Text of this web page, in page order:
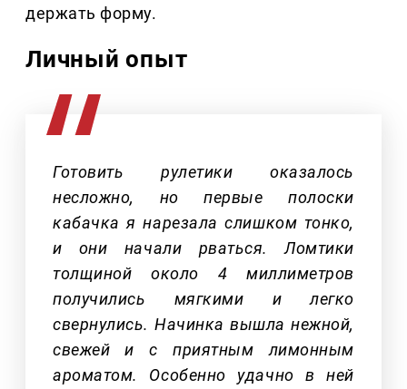
держать форму.
Личный опыт
Готовить рулетики оказалось
несложно, но первые полоски
кабачка я нарезала слишком тонко,
и они начали рваться. Ломтики
толщиной около 4 миллиметров
получились мягкими и легко
свернулись. Начинка вышла нежной,
свежей и с приятным лимонным
ароматом. Особенно удачно в ней